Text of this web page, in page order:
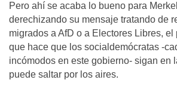
Pero ahí se acaba lo bueno para
derechizando su mensaje tratando de
migrados a AfD o a Electores Libres,
que hace que los socialdemócratas -
incómodos en este gobierno- sigan en
puede saltar por los aires.